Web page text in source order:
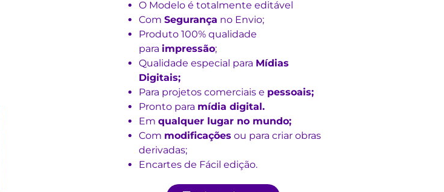
O Modelo é totalmente editável
Com Segurança no Envio;
Produto 100% qualidade
para impressão;
Qualidade especial para Mídias
Digitais;
Para projetos comerciais e pessoais;
Pronto para mídia digital.
Em qualquer lugar no mundo;
Com modificações ou para criar obras
derivadas;
Encartes de Fácil edição.